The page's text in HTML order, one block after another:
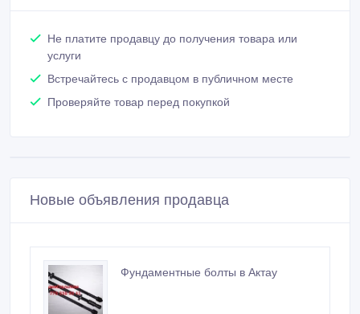
Не платите продавцу до получения товара или
услуги
Встречайтесь с продавцом в публичном месте
Проверяйте товар перед покупкой
Новые объявления продавца
Фундаментные болты в Актау